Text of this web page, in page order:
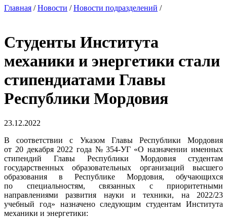
Главная /Новости /Новости подразделений /
Студенты Института
механики и энергетики стали
стипендиатами Главы
Республики Мордовия
23.12.2022
В соответствии с Указом Главы Республики Мордовия
от 20 декабря 2022 года № 354-УГ «О назначении именных
стипендий Главы Республики Мордовия студентам
государственных образовательных организаций высшего
образования в Республике Мордовия, обучающихся
по специальностям, связанных с приоритетными
направлениями развития науки и техники, на 2022/23
учебный год» назначено следующим студентам Института
механики и энергетики: